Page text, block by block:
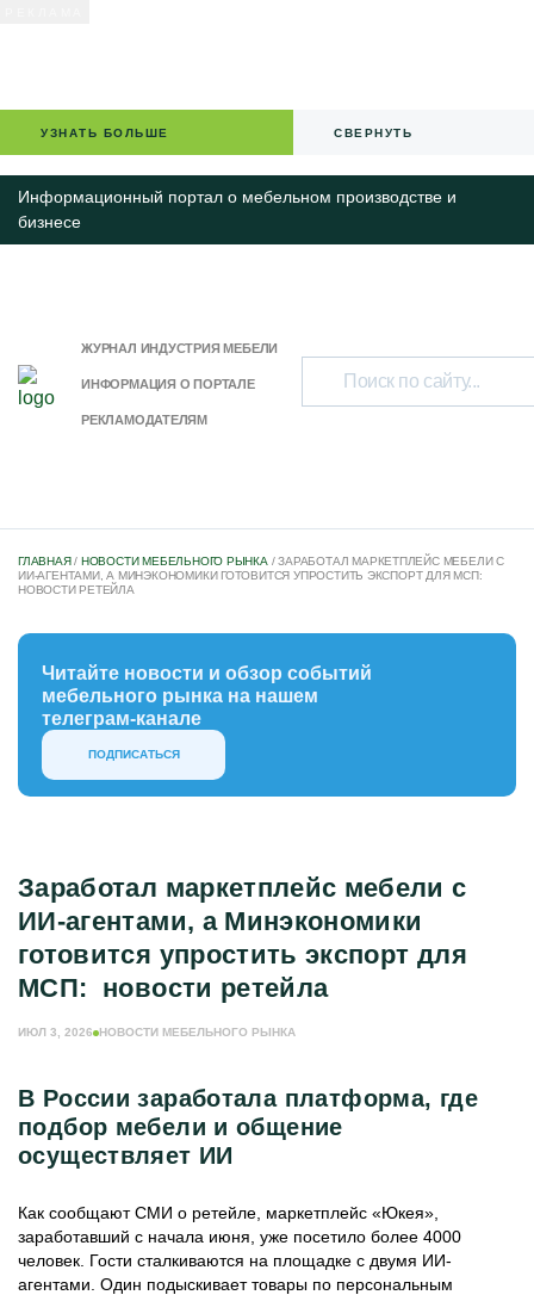
УЗНАТЬ БОЛЬШЕ СВЕРНУТЬ
Информационный портал о мебельном производстве и
бизнесе
ЖУРНАЛ ИНДУСТРИЯ МЕБЕЛИ
ИНФОРМАЦИЯ О ПОРТАЛЕ
РЕКЛАМОДАТЕЛЯМ
ГЛАВНАЯ/ НОВОСТИ МЕБЕЛЬНОГО РЫНКА /ЗАРАБОТАЛ МАРКЕТПЛЕЙС МЕБЕЛИ С
ИИ-АГЕНТАМИ, А МИНЭКОНОМИКИ ГОТОВИТСЯ УПРОСТИТЬ ЭКСПОРТ ДЛЯ МСП:
НОВОСТИ РЕТЕЙЛА
Читайте новости и обзор событий
мебельного рынка на нашем
телеграм-канале
ПОДПИСАТЬСЯ
Заработал маркетплейс мебели с
ИИ-агентами, а Минэкономики
готовится упростить экспорт для
МСП: новости ретейла
ИЮЛ 3, 2026 НОВОСТИ МЕБЕЛЬНОГО РЫНКА
В России заработала платформа, где
подбор мебели и общение
осуществляет ИИ
Как сообщают СМИ о ретейле, маркетплейс «Юкея»,
заработавший с начала июня, уже посетило более 4000
человек. Гости сталкиваются на площадке с двумя ИИ-
агентами. Один подыскивает товары по персональным